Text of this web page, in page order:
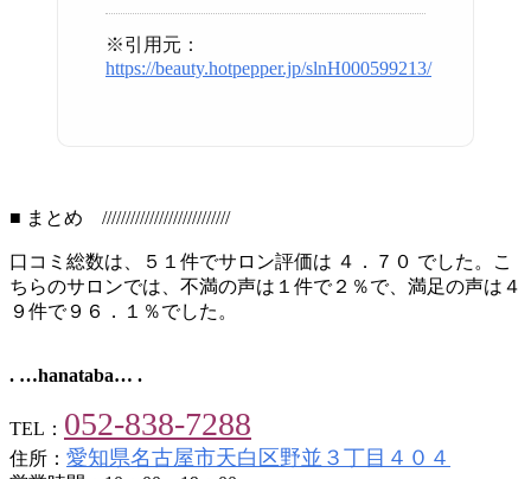
※引用元：
https://beauty.hotpepper.jp/slnH000599213/
■ まとめ ///////////////////////////
口コミ総数は、５１件でサロン評価は ４．７０ でした。こ
ちらのサロンでは、不満の声は１件で２％で、満足の声は４
９件で９６．１％でした。
. …hanataba… .
TEL： 052-838-7288
住所： 愛知県名古屋市天白区野並３丁目４０４